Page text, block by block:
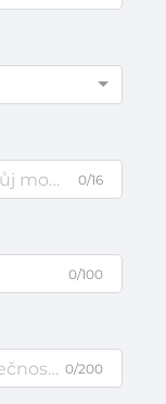
0/16
0/100
0/200